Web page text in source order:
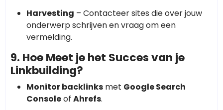
Harvesting – Contacteer sites die over jouw
onderwerp schrijven en vraag om een
vermelding.
9. Hoe Meet je het Succes van je
Linkbuilding?
Monitor backlinks met Google Search
Consoleof Ahrefs.